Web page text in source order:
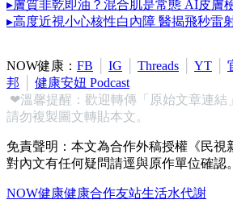
▸膚質非乾即油？混合肌是常態 AI皮膚
▸高度近視小心核性白內障 醫揭飛秒雷
NOW健康： FB IG Threads YT
邦
健康安妞 Podcast
❤溫馨提醒：歡迎轉傳「原始文章連結
請勿複製圖文轉貼本文。
免責聲明：本文為合作外稿授權《民視
對內文有任何疑問請逕與原作單位確認。
NOW健康健康合作友站生活水代謝